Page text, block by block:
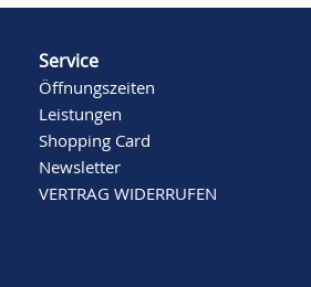
Service
Öffnungszeiten
Leistungen
Shopping Card
Newsletter
VERTRAG WIDERRUFEN